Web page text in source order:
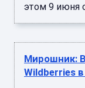
этом 9 июня
Мирошник:
Wildberries